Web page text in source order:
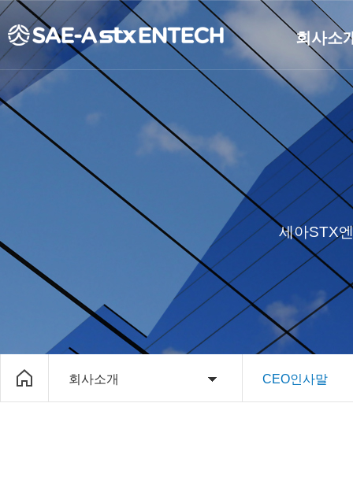
회사소
개요
연혁
CEO인사
비전
조직도
CI소개
재무정보
세아STX
회사소개 CEO인사말